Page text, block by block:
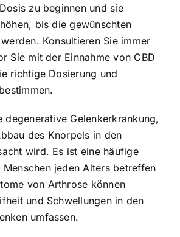
zu beginnen und sie
bis die gewünschten
Konsultieren Sie immer
Sie mit der Einnahme von CBD
richtige Dosierung und
degenerative Gelenkerkrankung,
des Knorpels in den
wird. Es ist eine häufige
jeden Alters betreffen
von Arthrose können
und Schwellungen in den
umfassen.